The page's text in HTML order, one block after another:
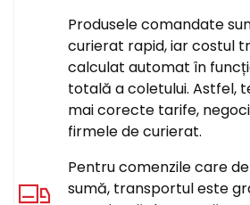
Produsele comandate
curierat rapid, iar costul
calculat automat în
totală a coletului. Astfel,
mai corecte tarife,
firmele de curierat.
Pentru comenzile care
sumă, transportul este